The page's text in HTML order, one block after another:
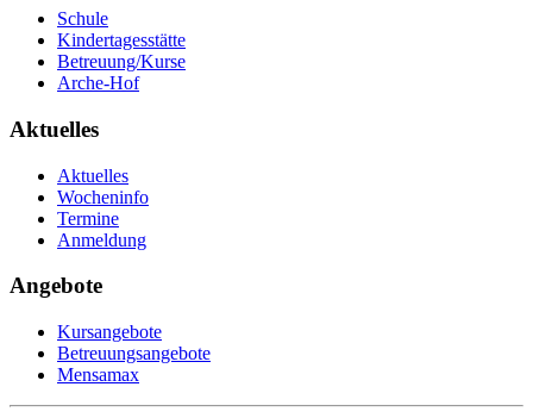
Schule
Kindertagesstätte
Betreuung/Kurse
Arche-Hof
Aktuelles
Aktuelles
Wocheninfo
Termine
Anmeldung
Angebote
Kursangebote
Betreuungsangebote
Mensamax